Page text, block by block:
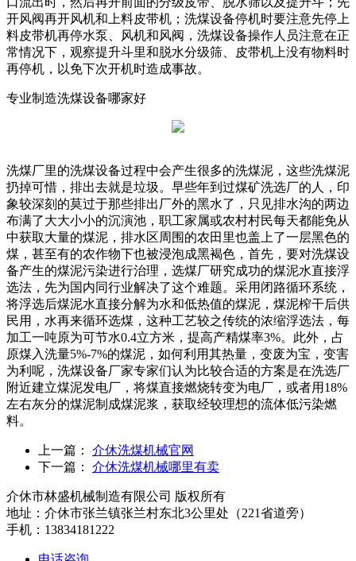
开风阀再开风机和上料皮带机；洗煤设备停机时要注意先停上
料皮带机再停水泵、风机和风阀，洗煤设备操作人员注意在正
常情况下，观察提升斗里和脱水分级筛、皮带机上没有物料时
再停机，以免下次开机时造成事故。
专业制造洗煤设备哪家好
洗煤厂里的洗煤设备过程中会产生很多的洗煤泥，这些洗煤泥
扔掉可惜，排出去就是垃圾。早些年到过煤矿洗选厂的人，印
象较深刻的莫过于那些排出厂外的黑水了，只见排水沟的两边
布满了大大小小的沉演池，职工家属或农村村民每天都能免从
中获取大量的煤泥，排水区周围的农田里也盖上了一层黑色的
煤，甚至有的农作物下也被浸泡成黑褐色，首先，要对洗煤设
备产生的煤泥污染进行治理，选煤厂研究成功的煤泥水直接浮
选法，先为国内同行业解决了这个难题。采用闭路循环系统，
将浮选后煤泥水直接分解为水和低热值的煤泥，煤泥榨干后供
民用，水再来循环选煤，这种工艺较之传统的浓缩浮选法，每
加工一吨原为可节水0.4立方米，提高产精煤率3%。此外，占
原煤入洗量5%-7%的煤泥，如何利用其热量，变废为宝，变害
为利呢，洗煤设备厂家专家们认为比较合适的方案是在洗选厂
附近建立煤泥发电厂，将煤直接燃烧转变为电厂，或者用18%
左右灰分的煤泥制成煤泥浆，获取经较理想的流体低污染燃
料。
上一篇：
介休洗煤机械官网
下一篇：
介休洗煤机械哪里有卖
介休市林盛机械制造有限公司 版权所有
地址：介休市张兰镇张兰村东北3公里处（221省道旁）
手机：13834181222